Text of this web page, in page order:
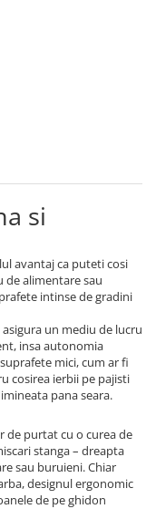
si
avantaj ca puteti cosi
de alimentare sau
intinse de gradini
asigura un mediu de lucru
insa autonomia
mici, cum ar fi
cosirea ierbii pe pajisti
pana seara.
de purtat cu o curea de
stanga – dreapta
sau buruieni. Chiar
designul ergonomic
de pe ghidon